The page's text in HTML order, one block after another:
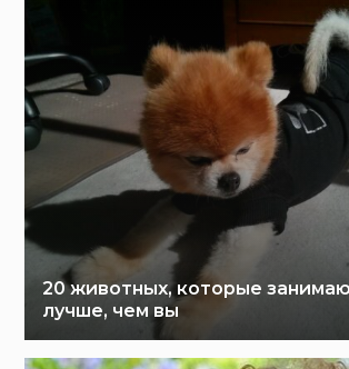
20 животных, которые
лучше, чем вы